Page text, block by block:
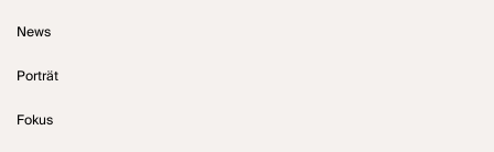
News
Porträt
Fokus